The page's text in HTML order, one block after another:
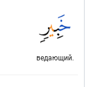
ведающий.